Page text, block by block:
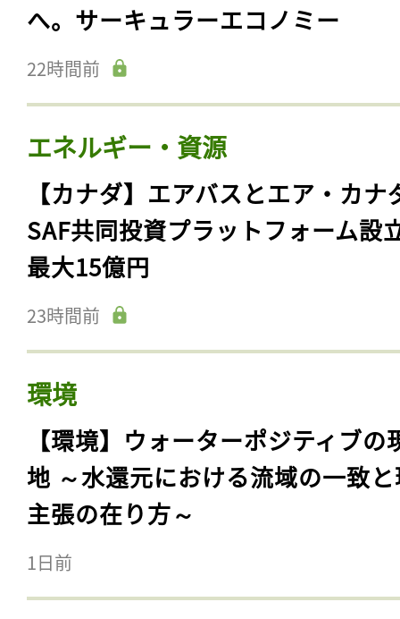
へ。サーキュラーエコノミー
22時間前
エネルギー・資源
【カナダ】エアバスとエア・カナ
SAF共同投資プラットフォーム設
最大15億円
23時間前
環境
【環境】ウォーターポジティブの
地 ～水還元における流域の一致
主張の在り方～
1日前